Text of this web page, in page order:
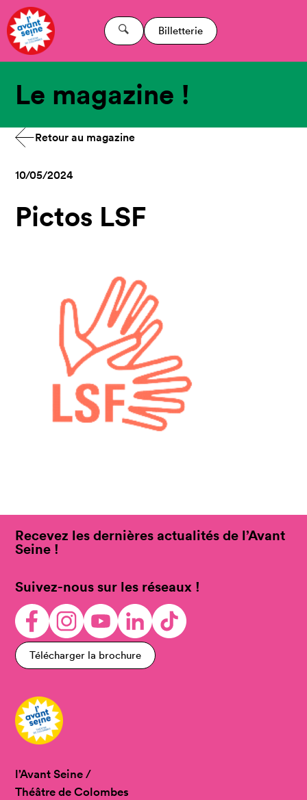
Billetterie
Le magazine !
Retour au magazine
10/05/2024
Pictos LSF
Recevez les dernières actualités de l’Avant
Seine !
Suivez-nous sur les réseaux !
Télécharger la brochure
l’Avant Seine /
Théâtre de Colombes